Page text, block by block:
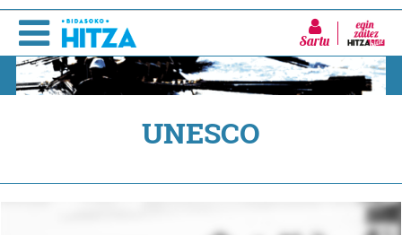
Sartu
UNESCO